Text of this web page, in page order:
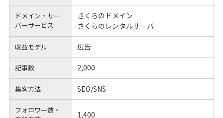
ドメイン・サー
バーサービス
さくらのドメイン
さくらのレンタルサーバ
収益モデル 広告
記事数 2,000
集客方法 SEO/SNS
フォロワー数・
1,400